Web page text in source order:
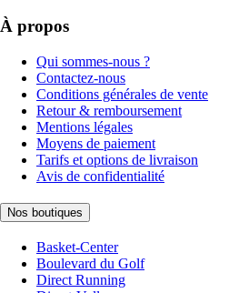
À propos
Qui sommes-nous ?
Contactez-nous
Conditions générales de vente
Retour & remboursement
Mentions légales
Moyens de paiement
Tarifs et options de livraison
Avis de confidentialité
Nos boutiques
Basket-Center
Boulevard du Golf
Direct Running